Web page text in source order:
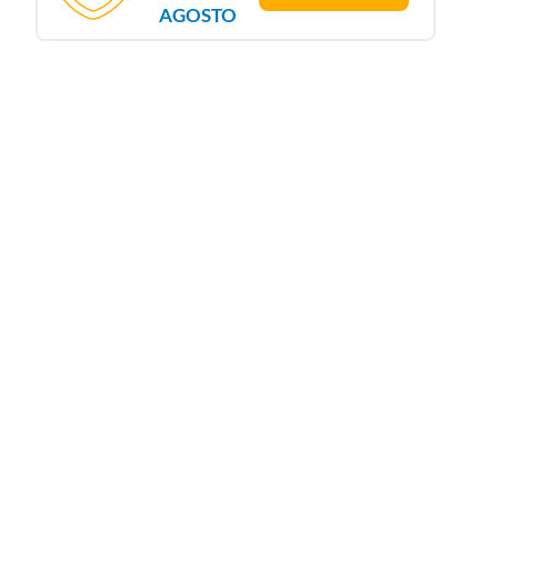
AGOSTO